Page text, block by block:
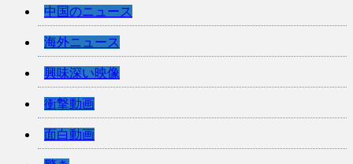
中国のニュース
海外ニュース
興味深い映像
衝撃動画
面白動画